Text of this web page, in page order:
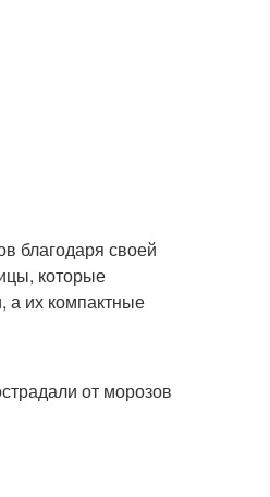
благодаря своей
которые
а их компактные
от морозов